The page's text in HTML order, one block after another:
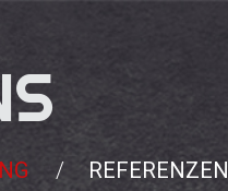
REFERENZEN